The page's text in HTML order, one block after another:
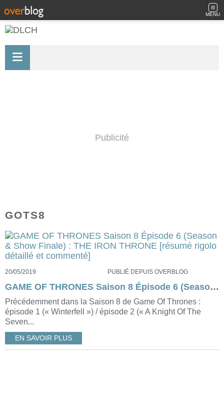
MENU
Publicité
GOTS8
20/05/2019 PUBLIÉ DEPUIS OVERBLOG
GAME OF THRONES Saison 8 Épisode 6 (Season & Show Finale) : THE IRON THRONE [résumé rigolo détaillé et commenté]
Précédemment dans la Saison 8 de Game Of Thrones :
épisode 1 (« Winterfell ») / épisode 2 (« A Knight Of The
Seven...
EN SAVOIR PLUS